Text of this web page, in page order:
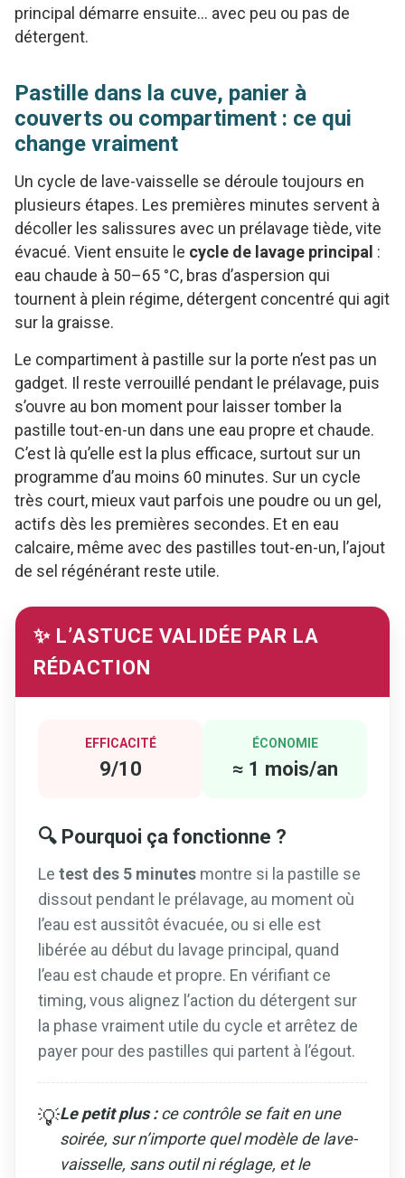
principal démarre ensuite… avec peu ou pas de
détergent.
Pastille dans la cuve, panier à
couverts ou compartiment : ce qui
change vraiment
Un cycle de lave-vaisselle se déroule toujours en
plusieurs étapes. Les premières minutes servent à
décoller les salissures avec un prélavage tiède, vite
évacué. Vient ensuite le cycle de lavage principal :
eau chaude à 50–65 °C, bras d’aspersion qui
tournent à plein régime, détergent concentré qui agit
sur la graisse.
Le compartiment à pastille sur la porte n’est pas un
gadget. Il reste verrouillé pendant le prélavage, puis
s’ouvre au bon moment pour laisser tomber la
pastille tout-en-un dans une eau propre et chaude.
C’est là qu’elle est la plus efficace, surtout sur un
programme d’au moins 60 minutes. Sur un cycle
très court, mieux vaut parfois une poudre ou un gel,
actifs dès les premières secondes. Et en eau
calcaire, même avec des pastilles tout-en-un, l’ajout
de sel régénérant reste utile.
✨ L’ASTUCE VALIDÉE PAR LA
RÉDACTION
EFFICACITÉ
9/10
ÉCONOMIE
≈ 1 mois/an
🔍 Pourquoi ça fonctionne ?
Le test des 5 minutes montre si la pastille se
dissout pendant le prélavage, au moment où
l’eau est aussitôt évacuée, ou si elle est
libérée au début du lavage principal, quand
l’eau est chaude et propre. En vérifiant ce
timing, vous alignez l’action du détergent sur
la phase vraiment utile du cycle et arrêtez de
payer pour des pastilles qui partent à l’égout.
💡Le petit plus :ce contrôle se fait en une
soirée, sur n’importe quel modèle de lave-
vaisselle, sans outil ni réglage, et le